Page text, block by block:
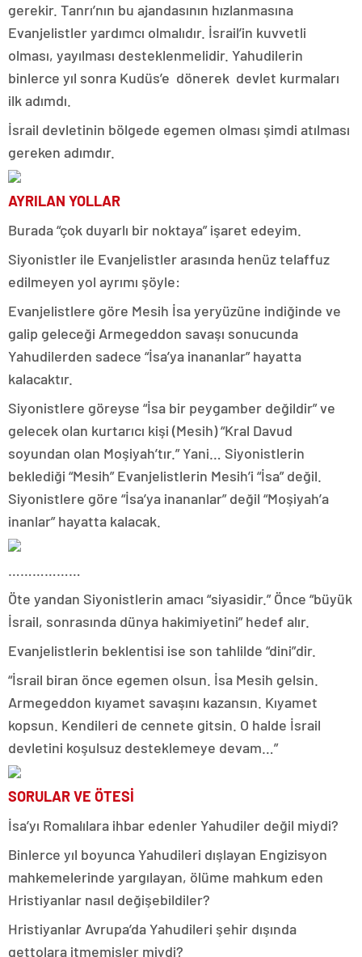
gerekir. Tanrı’nın bu ajandasının hızlanmasına
Evanjelistler yardımcı olmalıdır. İsrail’in kuvvetli
olması, yayılması desteklenmelidir. Yahudilerin
binlerce yıl sonra Kudüs’e dönerek devlet kurmaları
ilk adımdı.
İsrail devletinin bölgede egemen olması şimdi atılması
gereken adımdır.
AYRILAN YOLLAR
Burada “çok duyarlı bir noktaya” işaret edeyim.
Siyonistler ile Evanjelistler arasında henüz telaffuz
edilmeyen yol ayrımı şöyle:
Evanjelistlere göre Mesih İsa yeryüzüne indiğinde ve
galip geleceği Armegeddon savaşı sonucunda
Yahudilerden sadece “İsa’ya inananlar” hayatta
kalacaktır.
Siyonistlere göreyse “İsa bir peygamber değildir” ve
gelecek olan kurtarıcı kişi (Mesih) “Kral Davud
soyundan olan Moşiyah’tır.” Yani… Siyonistlerin
beklediği “Mesih” Evanjelistlerin Mesih’i “İsa” değil.
Siyonistlere göre “İsa’ya inananlar” değil “Moşiyah’a
inanlar” hayatta kalacak.
Öte yandan Siyonistlerin amacı “siyasidir.” Önce “büyük
İsrail, sonrasında dünya hakimiyetini” hedef alır.
Evanjelistlerin beklentisi ise son tahlilde “dini”dir.
“İsrail biran önce egemen olsun. İsa Mesih gelsin.
Armegeddon kıyamet savaşını kazansın. Kıyamet
kopsun. Kendileri de cennete gitsin. O halde İsrail
devletini koşulsuz desteklemeye devam…”
SORULAR VE ÖTESİ
İsa’yı Romalılara ihbar edenler Yahudiler değil miydi?
Binlerce yıl boyunca Yahudileri dışlayan Engizisyon
mahkemelerinde yargılayan, ölüme mahkum eden
Hristiyanlar nasıl değişebildiler?
Hristiyanlar Avrupa’da Yahudileri şehir dışında
gettolara itmemişler miydi?